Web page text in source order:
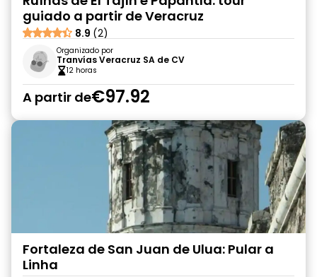
guiado a partir de Veracruz
8.9 (2)
Organizado por
Tranvías Veracruz SA de CV
12 horas
A partir de€97.92
Fortaleza de San Juan de Ulua: Pular a
Linha